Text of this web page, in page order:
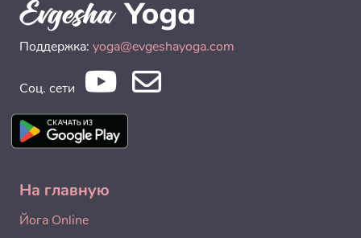
Поддержка: yoga@evgeshayoga.com
Соц. сети
На главную
Йога Online